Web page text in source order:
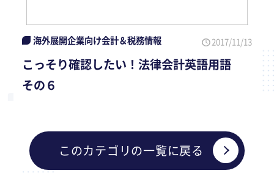
海外展開企業向け会計＆税務情報 2017/11/13
こっそり確認したい！法律会計英語用語
その６
このカテゴリの一覧に戻る